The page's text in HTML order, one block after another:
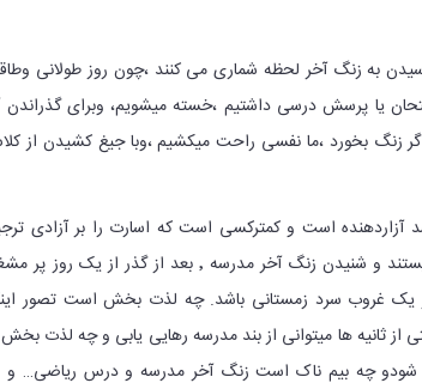
به زنگ آخر لحظه شماری می کنند ،چون روز طولانی
یا پرسش درسی داشتیم ،خسته میشویم، وبرای
زنگ بخورد ،ما نفسی راحت میکشیم ،وبا جیغ کشیدن از
آزاردهنده است و کمترکسی است که اسارت را بر آزادی
دهد. دانش آموزان نیز از این قاعده مستثنا نیستند و شنیدن زنگ آخر مدرسه ٬ بعد از گذر از یک
یک غروب سرد زمستانی باشد. چه لذت بخش است تصور
از ثانیه ها میتوانی از بند مدرسه رهایی یابی و چه لذت
شودو چه بیم ناک است زنگ آخر مدرسه و درس ریاضی… و